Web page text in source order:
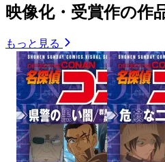
映像化・受賞作の作
もっと見る